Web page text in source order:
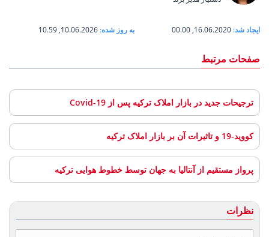
ایجاد شد: به روز شده:
صفحات مرتبط
ترجیحات جدید در بازار املاک ترکیه پس از Covid-19
کووید-19 و تاثیرات آن بر بازار املاک ترکیه
پرواز مستقیم از آنتالیا به جهان توسط خطوط هوایی ترکیه
نظرات